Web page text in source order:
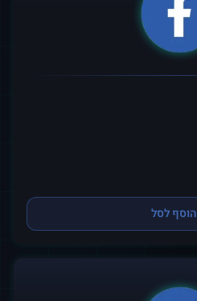
הוסף לסל